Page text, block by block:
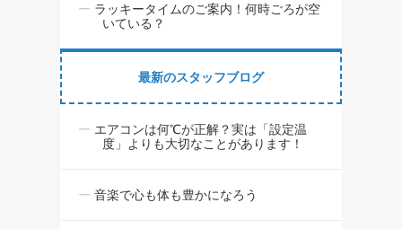
ラッキータイムのご案内！何時ごろが空
いている？
最新のスタッフブログ
エアコンは何℃が正解？実は「設定温
度」よりも大切なことがあります！
音楽で心も体も豊かになろう